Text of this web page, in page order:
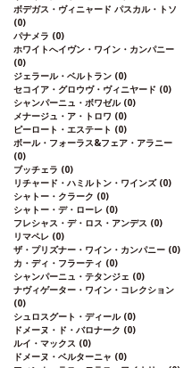
ボデガス・ヴィニャード パスカル・トソ
(0)
パナメラ (0)
ホワイトへイヴン・ワイン・カンパニー
(0)
ジェラール・ベルトラン (0)
セコイア・グロウヴ・ヴィニヤード (0)
シャンパーニュ・ボワゼル (0)
メナージュ・ア・トロワ (0)
ピーロート・エステート (0)
ボール・フォーラス&フェア・アラニー
(0)
ブッチェラ (0)
リチャード・ハミルトン・ワインズ (0)
シャトー・クラーク (0)
シャトー・デ・ローレ (0)
フレシャス・デ・ロス・アンデス (0)
リマペレ (0)
ザ・プリズナー・ワイン・カンパニー (0)
カ・ディ・フラーティ (0)
シャンパーニュ・テタンジェ (0)
ナヴィゲーター・ワイン・コレクション
(0)
シュロスグート・ディール (0)
ドメーヌ・ド・バロナーク (0)
ルイ・マックス (0)
ドメーヌ・ベルターニャ (0)